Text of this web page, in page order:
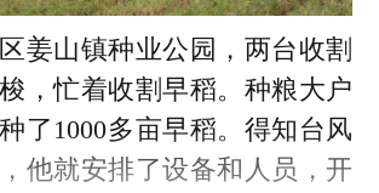
姜山镇种业公园，两台收割
，忙着收割早稻。种粮大户
了1000多亩早稻。得知台风
他就安排了设备和人员，开